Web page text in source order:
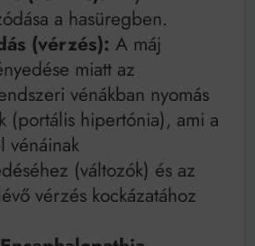
a hasüregben.
(vérzés): A máj
miatt az
vénákban nyomás
(portális hipertónia), ami a
vénáinak
(változók) és az
vérzés kockázatához